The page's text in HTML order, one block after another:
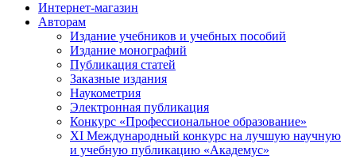
Интернет-магазин
Авторам
Издание учебников и учебных пособий
Издание монографий
Публикация статей
Заказные издания
Наукометрия
Электронная публикация
Конкурс «Профессиональное образование»
XI Международный конкурс на лучшую научную
и учебную публикацию «Академус»